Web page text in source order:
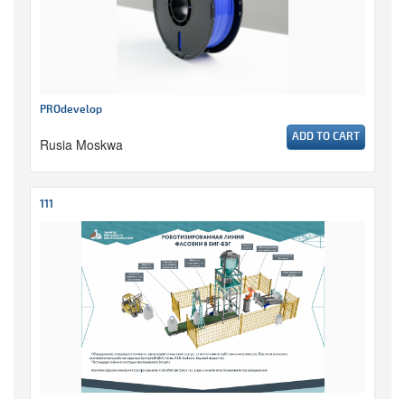
PROdevelop
Rusia Moskwa ADD TO CART
111